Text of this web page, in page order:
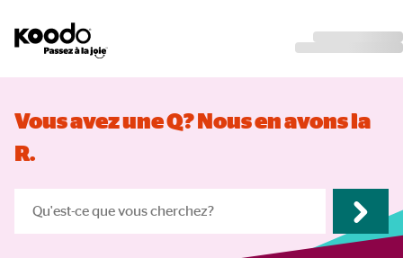
Vous avez une Q? Nous en avons la
R.